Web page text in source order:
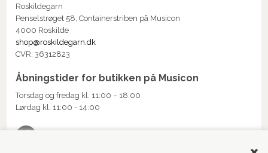
Roskildegarn
Penselstrøget 58, Containerstriben på Musicon
4000 Roskilde
shop@roskildegarn.dk
CVR: 36312823
Åbningstider for butikken på Musicon
Torsdag og fredag kl. 11:00 – 18:00
Lørdag kl. 11:00 - 14:00